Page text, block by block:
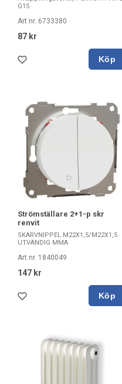
G15
Art nr. 6733380
87 kr
Köp
Strömställare 2+1-p skr
renvit
SKARVNIPPEL M22X1,5/M22X1,5
UTVÄNDIG MMA
Art nr. 1840049
147 kr
Köp